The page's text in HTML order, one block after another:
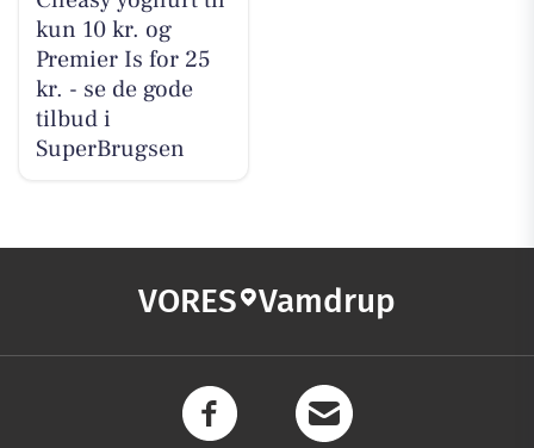
kun 10 kr. og
Premier Is for 25
kr. - se de gode
tilbud i
SuperBrugsen
VORES Vamdrup